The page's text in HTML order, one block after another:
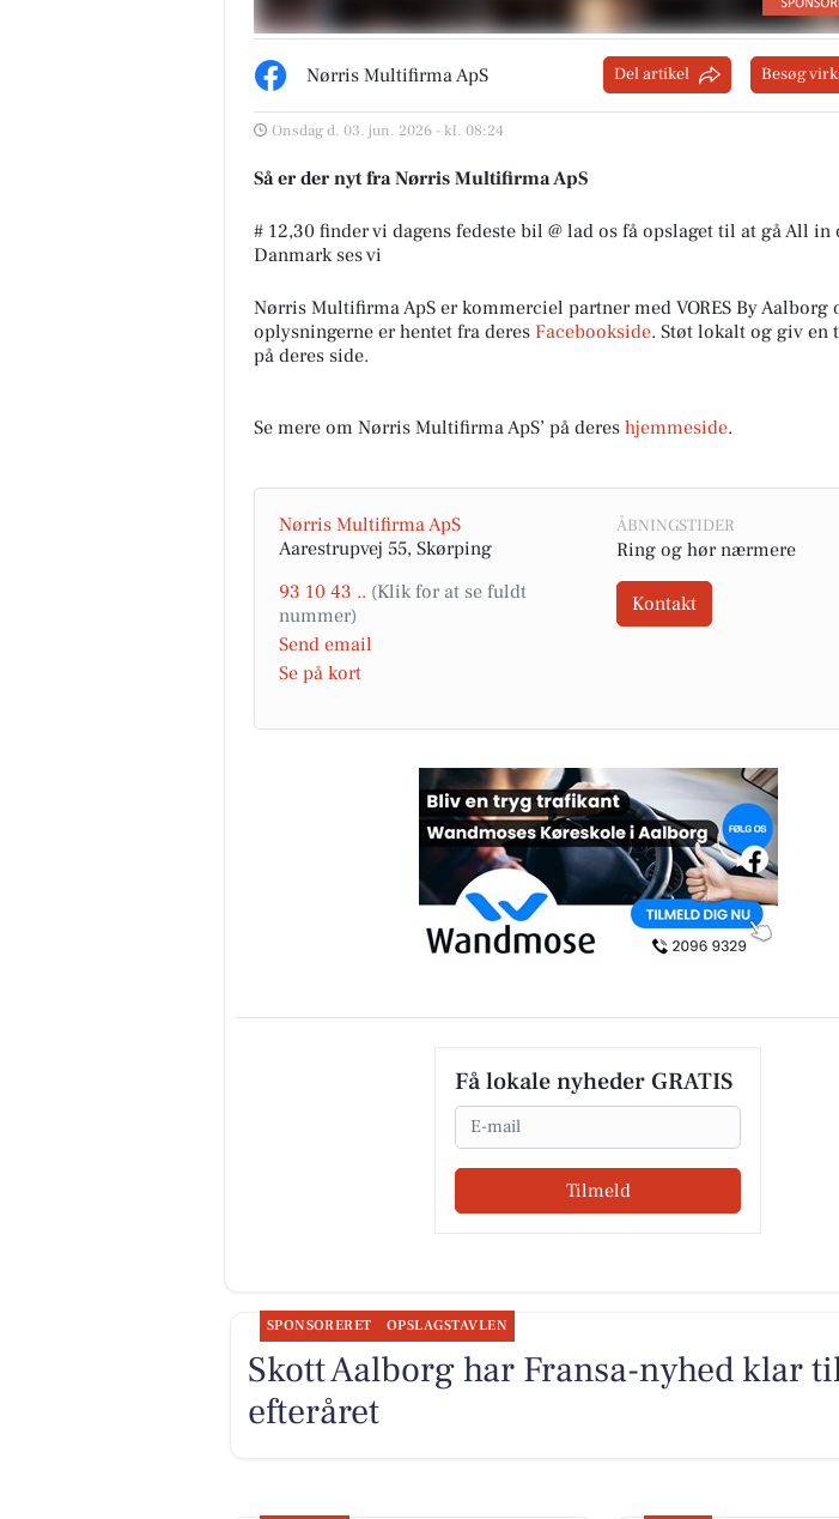
Nørris Multifirma ApS Del artikel Besøg
Onsdag d. 03. jun. 2026 - kl. 08:24
Så er der nyt fra Nørris Multifirma ApS
# 12,30 finder vi dagens fedeste bil @ lad os få opslaget til at gå All in
Danmark ses vi
Nørris Multifirma ApS er kommerciel partner med VORES By Aalborg
oplysningerne er hentet fra deres Facebookside. Støt lokalt og giv en
på deres side.
Se mere om Nørris Multifirma ApS’ på deres hjemmeside.
Nørris Multifirma ApS
Aarestrupvej 55, Skørping
93 10 43 ..
Send email
Se på kort
ÅBNINGSTIDER
Ring og hør nærmere
Kontakt
Få lokale nyheder GRATIS
Email
Tilmeld
FrAAderen - Kastetvej
FrAAdere 🚨 Er du en af dem, der
ikke kan få nok af vores Chopped
Cheese? Så læs lige med....
SPAR Visse
☀️ Weekendhyggen
elsker at være den
SPONSORERET OPSLAGSTAVLEN
Skott Aalborg har Fransa-nyhed klar
efteråret